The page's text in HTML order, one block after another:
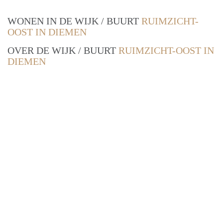
WONEN IN DE WIJK / BUURT RUIMZICHT-
OOST IN DIEMEN
OVER DE WIJK / BUURT RUIMZICHT-OOST IN
DIEMEN